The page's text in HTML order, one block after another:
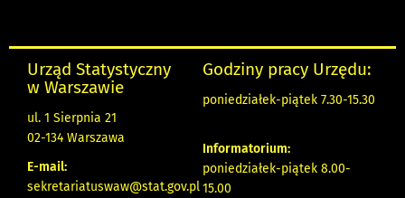
Urząd Statystyczny
w Warszawie
ul. 1 Sierpnia 21
02-134 Warszawa
E-mail:
sekretariatuswaw@stat.gov.pl
Godziny pracy Urzędu:
poniedziałek-piątek 7.30-15.30
Informatorium:
poniedziałek-piątek 8.00-
15.00